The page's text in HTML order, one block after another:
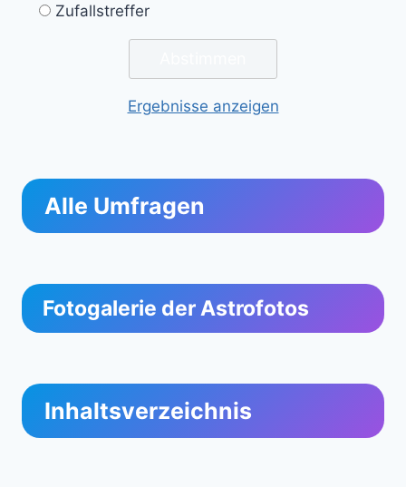
Zufallstreffer
Ergebnisse anzeigen
Alle Umfragen
Fotogalerie der Astrofotos
Inhaltsverzeichnis